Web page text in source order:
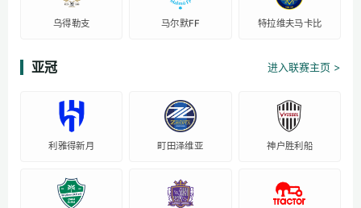
乌得勒支 马尔默FF 特拉维夫马卡比
亚冠 进入联赛主页 >
利雅得新月 町田泽维亚 神户胜利船